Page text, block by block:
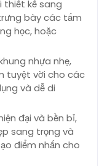
thiết kế sang
bày các tấm
học, hoặc
nhựa nhẹ,
tuyệt vời cho các
và dễ di
đại và bền bỉ,
sang trọng và
điểm nhấn cho